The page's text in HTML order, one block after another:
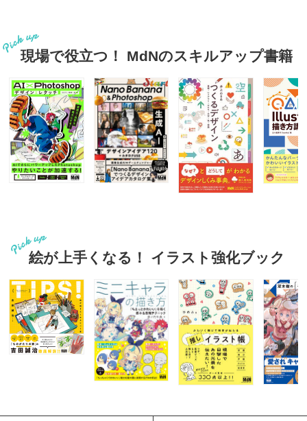
現場で役立つ！ MdNのスキルアップ書籍
絵が上手くなる！ イラスト強化ブック